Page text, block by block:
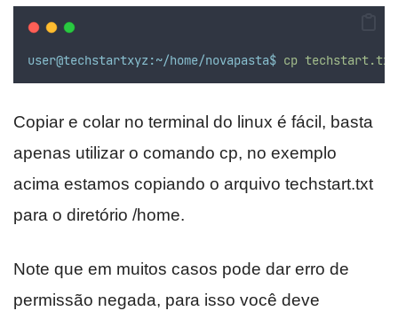
user@techstartxyz:~/home/novapasta$ cp techstart.txt
Copiar e colar no terminal do linux é fácil, basta
apenas utilizar o comando cp, no exemplo
acima estamos copiando o arquivo techstart.txt
para o diretório /home.
Note que em muitos casos pode dar erro de
permissão negada, para isso você deve